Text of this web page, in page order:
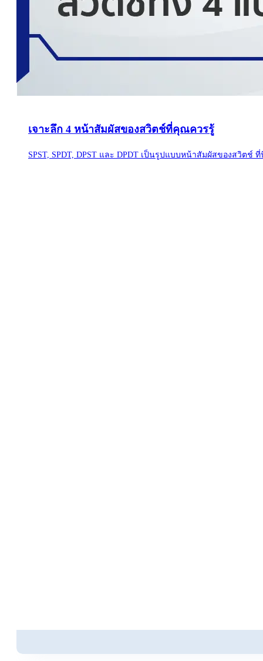
เจาะลึก 4 หน้าสัมผัสของสวิตช์ที่คุณควรรู้
SPST, SPDT, DPST และ DPDT เป็นรูปแบบหน้าสัมผัสของสวิต